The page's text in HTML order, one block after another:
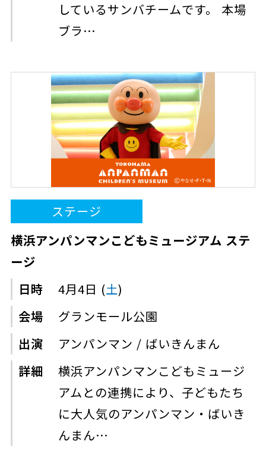
しているサンバチームです。 本場
ブラ…
ステージ
横浜アンパンマンこどもミュージアム ステ
ージ
日時 4月4日 (土)
会場
グランモール公園
出演
アンパンマン / ばいきんまん
詳細
横浜アンパンマンこどもミュージ
アムとの連携により、子どもたち
に大人気のアンパンマン・ばいき
んまん…